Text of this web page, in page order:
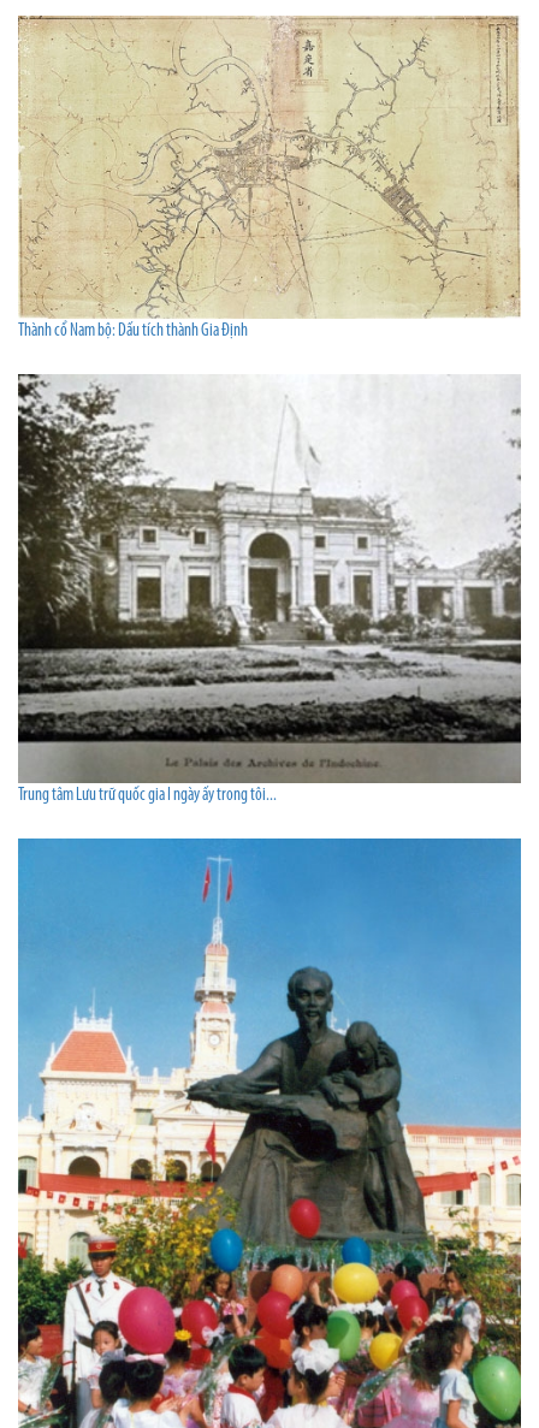
Thành cổ Nam bộ: Dấu tích thành Gia Định
Trung tâm Lưu trữ quốc gia I ngày ấy trong tôi...